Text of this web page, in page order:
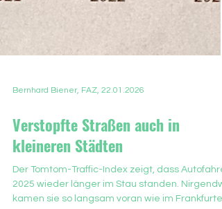
Bernhard Biener, FAZ, 22.01.2026